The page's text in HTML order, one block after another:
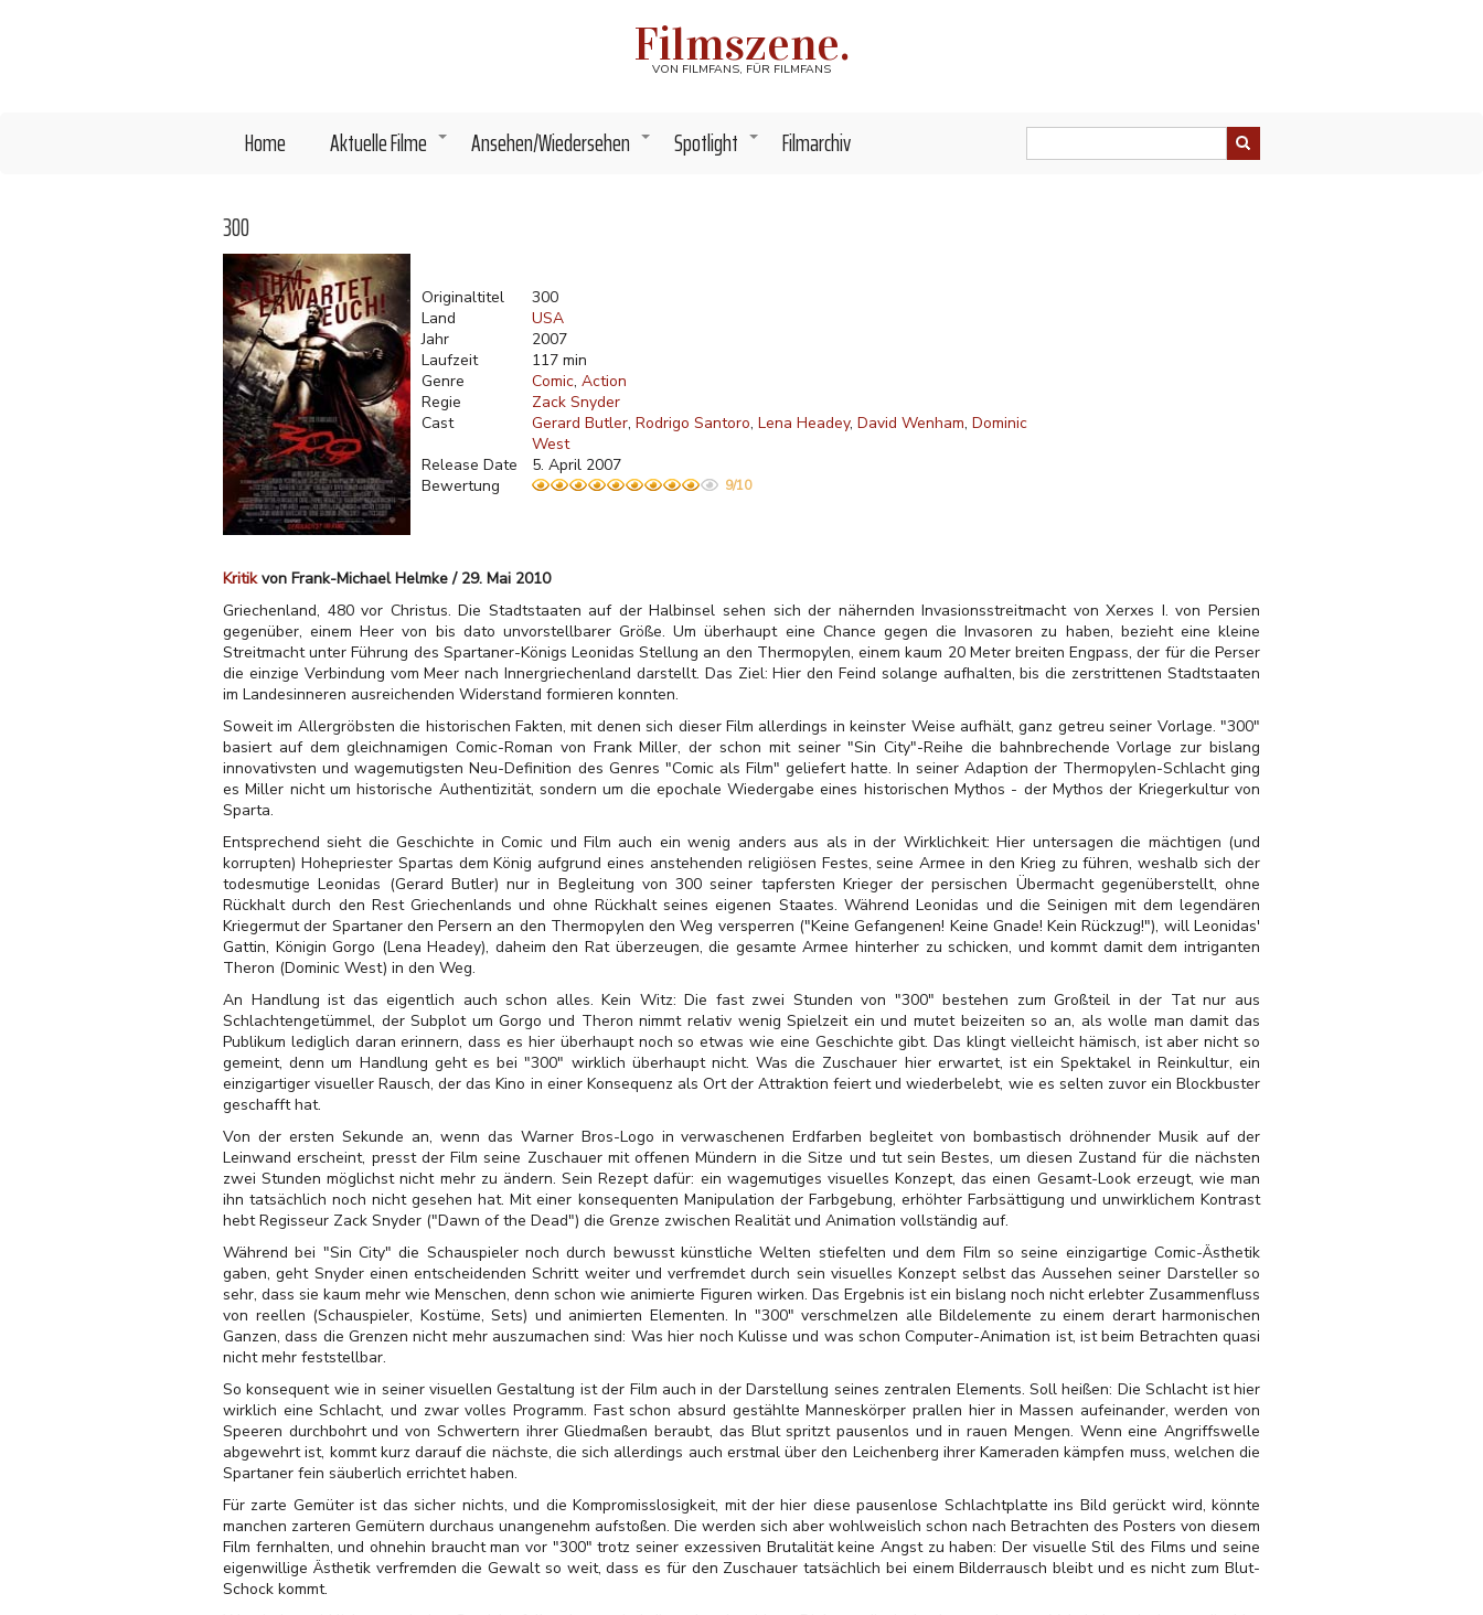
Filmszene.
VON FILMFANS, FÜR FILMFANS
Home +
Aktuelle Filme +
Ansehen/Wiedersehen +
Spotlight Filmarchiv
300
Originaltitel
300
Land
USA
Jahr
2007
Laufzeit
117 min
Genre
Comic Action
Regie
Zack Snyder
Cast
Gerard Butler Rodrigo Santoro Lena Headey David Wenham Dominic
West
Release Date
5. April 2007
Bewertung
9/10
Kritikvon Frank-Michael Helmke / 29. Mai 2010
Griechenland, 480 vor Christus. Die Stadtstaaten auf der Halbinsel sehen sich der nähernden Invasionsstreitmacht von Xerxes I. von Persien
gegenüber, einem Heer von bis dato unvorstellbarer Größe. Um überhaupt eine Chance gegen die Invasoren zu haben, bezieht eine kleine
Streitmacht unter Führung des Spartaner-Königs Leonidas Stellung an den Thermopylen, einem kaum 20 Meter breiten Engpass, der für die Perser
die einzige Verbindung vom Meer nach Innergriechenland darstellt. Das Ziel: Hier den Feind solange aufhalten, bis die zerstrittenen Stadtstaaten
im Landesinneren ausreichenden Widerstand formieren konnten.
Soweit im Allergröbsten die historischen Fakten, mit denen sich dieser Film allerdings in keinster Weise aufhält, ganz getreu seiner Vorlage. "300"
basiert auf dem gleichnamigen Comic-Roman von Frank Miller, der schon mit seiner "Sin City"-Reihe die bahnbrechende Vorlage zur bislang
innovativsten und wagemutigsten Neu-Definition des Genres "Comic als Film" geliefert hatte. In seiner Adaption der Thermopylen-Schlacht ging
es Miller nicht um historische Authentizität, sondern um die epochale Wiedergabe eines historischen Mythos - der Mythos der Kriegerkultur von
Sparta.
Entsprechend sieht die Geschichte in Comic und Film auch ein wenig anders aus als in der Wirklichkeit: Hier untersagen die mächtigen (und
korrupten) Hohepriester Spartas dem König aufgrund eines anstehenden religiösen Festes, seine Armee in den Krieg zu führen, weshalb sich der
todesmutige Leonidas (Gerard Butler) nur in Begleitung von 300 seiner tapfersten Krieger der persischen Übermacht gegenüberstellt, ohne
Rückhalt durch den Rest Griechenlands und ohne Rückhalt seines eigenen Staates. Während Leonidas und die Seinigen mit dem legendären
Kriegermut der Spartaner den Persern an den Thermopylen den Weg versperren ("Keine Gefangenen! Keine Gnade! Kein Rückzug!"), will Leonidas'
Gattin, Königin Gorgo (Lena Headey), daheim den Rat überzeugen, die gesamte Armee hinterher zu schicken, und kommt damit dem intriganten
Theron (Dominic West) in den Weg.
An Handlung ist das eigentlich auch schon alles. Kein Witz: Die fast zwei Stunden von "300" bestehen zum Großteil in der Tat nur aus
Schlachtengetümmel, der Subplot um Gorgo und Theron nimmt relativ wenig Spielzeit ein und mutet beizeiten so an, als wolle man damit das
Publikum lediglich daran erinnern, dass es hier überhaupt noch so etwas wie eine Geschichte gibt. Das klingt vielleicht hämisch, ist aber nicht so
gemeint, denn um Handlung geht es bei "300" wirklich überhaupt nicht. Was die Zuschauer hier erwartet, ist ein Spektakel in Reinkultur, ein
einzigartiger visueller Rausch, der das Kino in einer Konsequenz als Ort der Attraktion feiert und wiederbelebt, wie es selten zuvor ein Blockbuster
geschafft hat.
Von der ersten Sekunde an, wenn das Warner Bros-Logo in verwaschenen Erdfarben begleitet von bombastisch dröhnender Musik auf der
Leinwand erscheint, presst der Film seine Zuschauer mit offenen Mündern in die Sitze und tut sein Bestes, um diesen Zustand für die nächsten
zwei Stunden möglichst nicht mehr zu ändern. Sein Rezept dafür: ein wagemutiges visuelles Konzept, das einen Gesamt-Look erzeugt, wie man
ihn tatsächlich noch nicht gesehen hat. Mit einer konsequenten Manipulation der Farbgebung, erhöhter Farbsättigung und unwirklichem Kontrast
hebt Regisseur Zack Snyder ("Dawn of the Dead") die Grenze zwischen Realität und Animation vollständig auf.
Während bei "Sin City" die Schauspieler noch durch bewusst künstliche Welten stiefelten und dem Film so seine einzigartige Comic-Ästhetik
gaben, geht Snyder einen entscheidenden Schritt weiter und verfremdet durch sein visuelles Konzept selbst das Aussehen seiner Darsteller so
sehr, dass sie kaum mehr wie Menschen, denn schon wie animierte Figuren wirken. Das Ergebnis ist ein bislang noch nicht erlebter Zusammenfluss
von reellen (Schauspieler, Kostüme, Sets) und animierten Elementen. In "300" verschmelzen alle Bildelemente zu einem derart harmonischen
Ganzen, dass die Grenzen nicht mehr auszumachen sind: Was hier noch Kulisse und was schon Computer-Animation ist, ist beim Betrachten quasi
nicht mehr feststellbar.
So konsequent wie in seiner visuellen Gestaltung ist der Film auch in der Darstellung seines zentralen Elements. Soll heißen: Die Schlacht ist hier
wirklich eine Schlacht, und zwar volles Programm. Fast schon absurd gestählte Manneskörper prallen hier in Massen aufeinander, werden von
Speeren durchbohrt und von Schwertern ihrer Gliedmaßen beraubt, das Blut spritzt pausenlos und in rauen Mengen. Wenn eine Angriffswelle
abgewehrt ist, kommt kurz darauf die nächste, die sich allerdings auch erstmal über den Leichenberg ihrer Kameraden kämpfen muss, welchen die
Spartaner fein säuberlich errichtet haben.
Für zarte Gemüter ist das sicher nichts, und die Kompromisslosigkeit, mit der hier diese pausenlose Schlachtplatte ins Bild gerückt wird, könnte
manchen zarteren Gemütern durchaus unangenehm aufstoßen. Die werden sich aber wohlweislich schon nach Betrachten des Posters von diesem
Film fernhalten, und ohnehin braucht man vor "300" trotz seiner exzessiven Brutalität keine Angst zu haben: Der visuelle Stil des Films und seine
eigenwillige Ästhetik verfremden die Gewalt so weit, dass es für den Zuschauer tatsächlich bei einem Bilderrausch bleibt und es nicht zum Blut-
Schock kommt.